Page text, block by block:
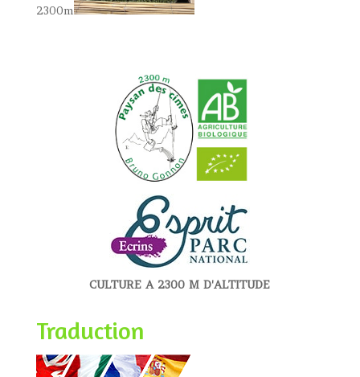
2300m
CULTURE A 2300 M D'ALTITUDE
Traduction